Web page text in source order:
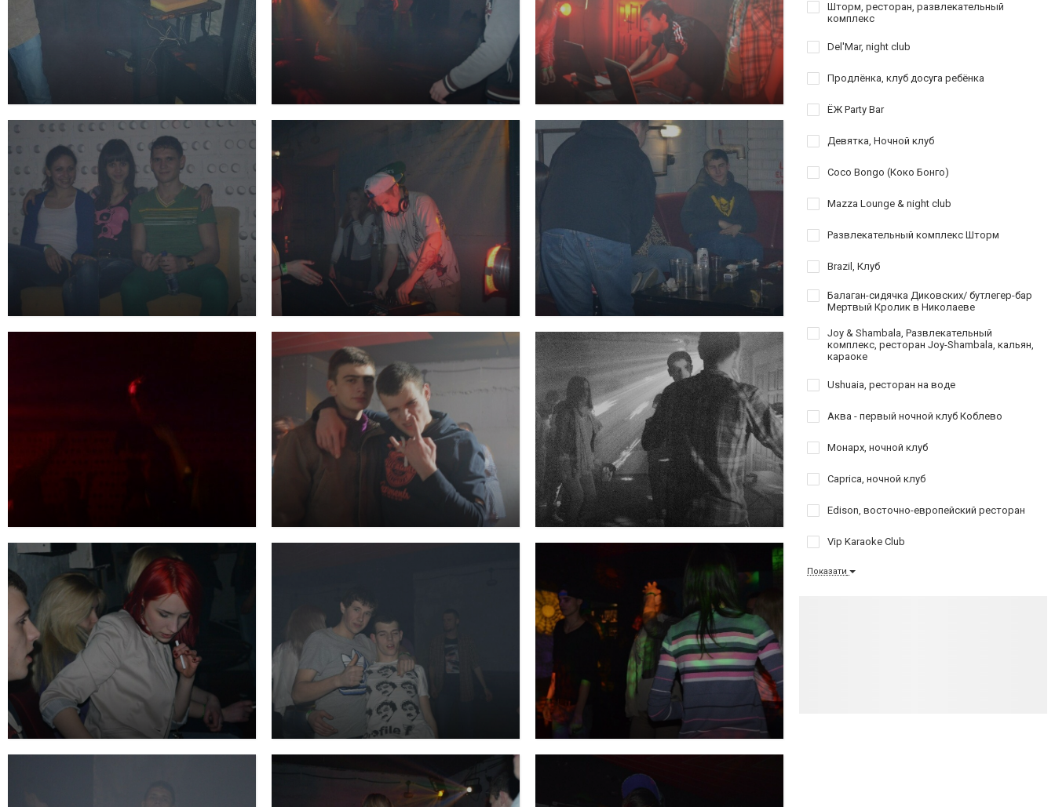
Шторм, ресторан, развлекательный
комплекс
Del'Mar, night club
Продлёнка, клуб досуга ребёнка
ЁЖ Party Bar
Девятка, Ночной клуб
Coco Bongo (Коко Бонго)
Mazza Lounge & night club
Развлекательный комплекс Шторм
Brazil, Клуб
Балаган-сидячка Диковских/ бутлегер-бар
Мертвый Кролик в Николаеве
Joy & Shambala, Развлекательный
комплекс, ресторан Joy-Shambala, кальян,
караоке
Ushuaia, ресторан на воде
Аква - первый ночной клуб Коблево
Монарх, ночной клуб
Caprica, ночной клуб
Edison, восточно-европейский ресторан
Vip Karaoke Club
Показати